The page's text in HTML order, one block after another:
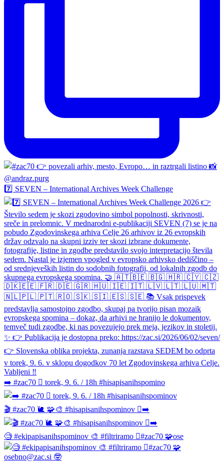
7️⃣ SEVEN – International Archives Week Challenge
➡️ #zac70 🫆 torek, 9. 6. / 18h #hisapisanihspomino
🎬 #zac70 🐌 🧩🎨 #hisapisanihspominov 🫆➡️
🧐 #ekipapisanihspominov 🎨 #filtriramo 🫆#zac70 🧩ose